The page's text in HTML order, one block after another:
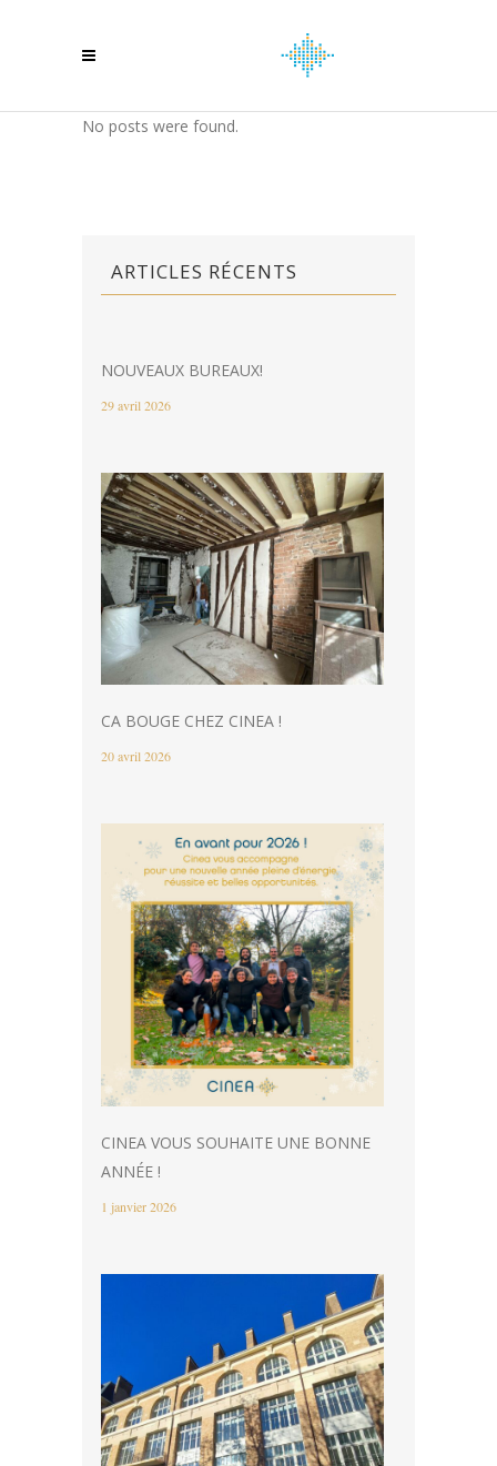
No posts were found.
ARTICLES RÉCENTS
NOUVEAUX BUREAUX!
29 avril 2026
CA BOUGE CHEZ CINEA !
20 avril 2026
CINEA VOUS SOUHAITE UNE BONNE
ANNÉE !
1 janvier 2026